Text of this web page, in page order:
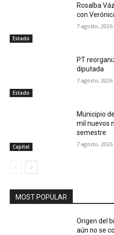
Estado
Rosalba
con
7 agosto, 2026
Estado
PT
diputada
7 agosto, 2026
Capital
Municipio
mil nuevos
semestre
7 agosto, 2026
MOST POPULAR
Origen del
aún no se